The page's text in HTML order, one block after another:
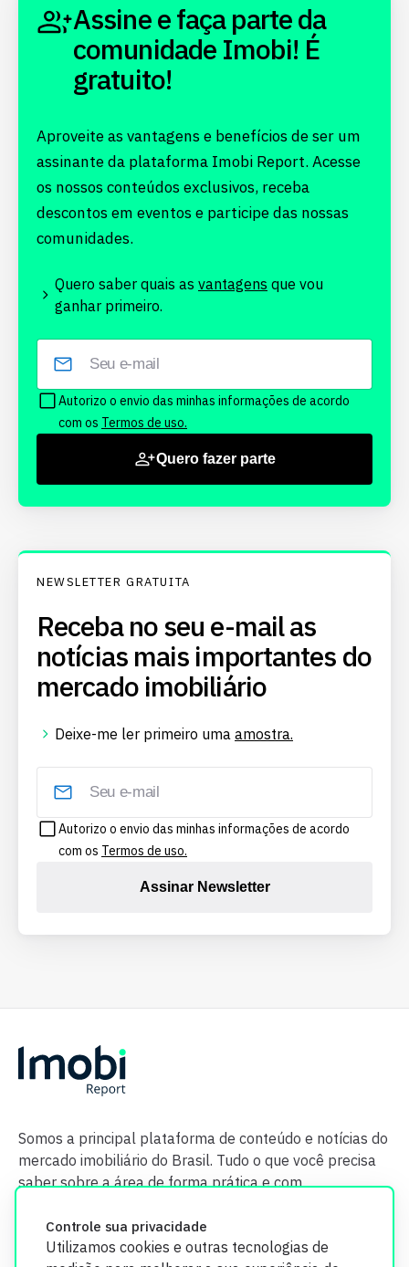
Controle sua privacidade
Utilizamos cookies e outras tecnologias de
Assine e faça parte da
comunidade Imobi! É
gratuito!
Aproveite as vantagens e benefícios de ser um
assinante da plataforma Imobi Report. Acesse
os nossos conteúdos exclusivos, receba
descontos em eventos e participe das nossas
comunidades.
Quero saber quais as vantagens que vou
ganhar primeiro.
Autorizo o envio das minhas informações de acordo
com os Termos de uso.
Quero fazer parte
NEWSLETTER GRATUITA
Receba no seu e-mail as
notícias mais importantes do
mercado imobiliário
Deixe-me ler primeiro uma amostra.
Autorizo o envio das minhas informações de acordo
com os Termos de uso.
Assinar Newsletter
Somos a principal plataforma de conteúdo e notícias do
mercado imobiliário do Brasil. Tudo o que você precisa
saber sobre a área de forma prática e com